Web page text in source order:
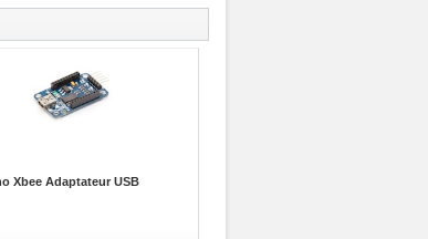
Xbee Adaptateur USB